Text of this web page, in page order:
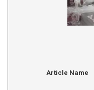
Article Name